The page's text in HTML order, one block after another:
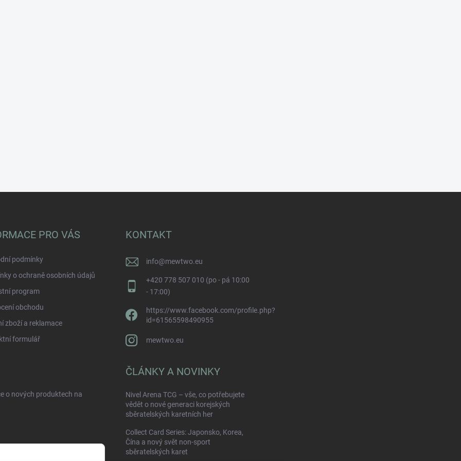
PRO VÁS
podmínky
o ochraně osobních údajů
program
obchodu
zboží a reklamace
formulář
KONTAKT
info@mewtwo.eu
+420 778 507 010 (po - pá 10:00
- 17:00)
https://www.facebook.com/profile.php?
id=61565598490955
mewtwo.eu
o nových produktech na
ČLÁNKY A NOVINKY
Nivel Arena TCG – vše, co potřebujete
vědět o nové generaci korejských
sběratelských karetních her
Collect Card Series: Japonsko, Korea,
Čína a nový svět non-sport
sběratelských karet